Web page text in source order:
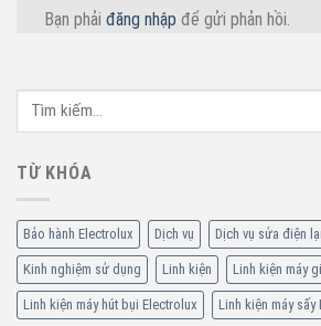
TỪ KHÓA
Bảo hành Electrolux Dịch vụ Dịch vụ sửa điện
Kinh nghiệm sử dụng Linh kiện Linh kiện máy
Linh kiện máy hút bụi Electrolux Linh kiện máy sấy
Bạn phải đăng nhập để gửi phản hồi.